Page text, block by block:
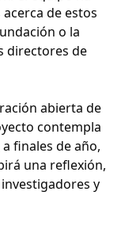
de estos
o la
directores de
abierta de
contempla
finales de año,
una reflexión,
y